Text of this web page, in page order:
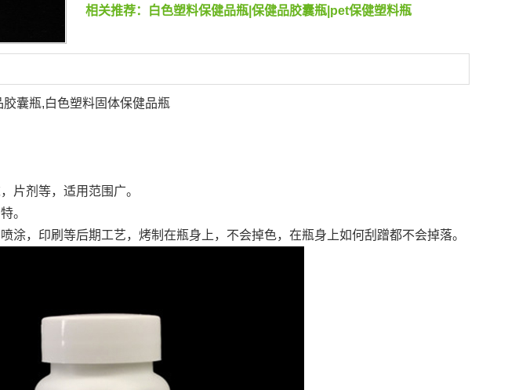
相关推荐： 白色塑料保健品瓶 保健品胶囊瓶 pet保健塑料瓶
胶囊瓶,白色塑料固体保健品瓶
片剂等，适用范围广。
。
涂，印刷等后期工艺，烤制在瓶身上，不会掉色，在瓶身上如何刮蹭都不会掉落。